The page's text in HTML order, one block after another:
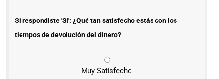
Si respondiste 'Sí': ¿Qué tan satisfecho estás con los
tiempos de devolución del dinero?
Muy Satisfecho